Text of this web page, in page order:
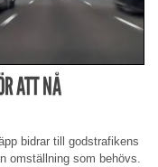
ATT NÅ
bidrar till godstrafikens
omställning som behövs.